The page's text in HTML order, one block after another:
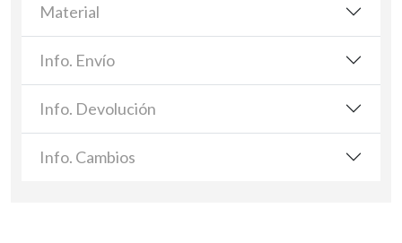
Material
Info. Envío
Info. Devolución
Info. Cambios